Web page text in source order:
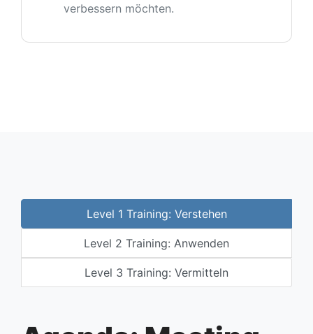
verbessern möchten.
Level 1 Training: Verstehen
Level 2 Training: Anwenden
Level 3 Training: Vermitteln